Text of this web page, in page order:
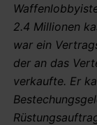
2.4 Millionen
war ein
der an das
verkaufte. Er